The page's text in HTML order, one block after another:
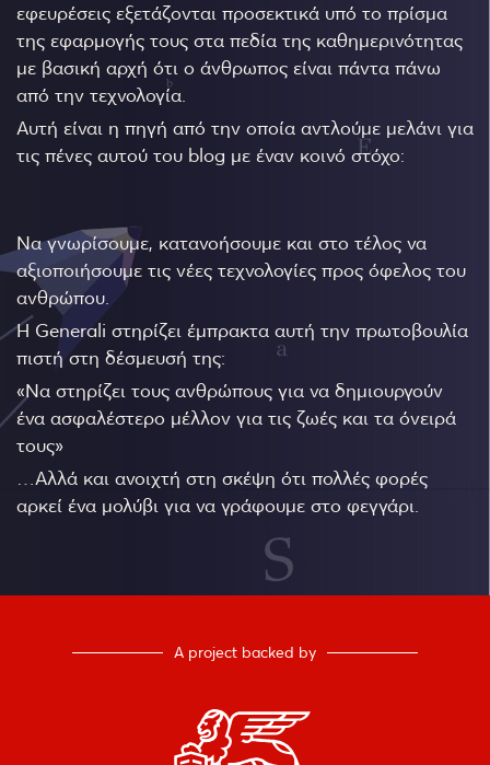
εφευρέσεις εξετάζονται προσεκτικά υπό το πρίσμα
της εφαρμογής τους στα πεδία της καθημερινότητας
με βασική αρχή ότι ο άνθρωπος είναι πάντα πάνω
από την τεχνολογία.
Αυτή είναι η πηγή από την οποία αντλούμε μελάνι για
τις πένες αυτού του blog με έναν κοινό στόχο:
Να γνωρίσουμε, κατανοήσουμε και στο τέλος να
αξιοποιήσουμε τις νέες τεχνολογίες προς όφελος του
ανθρώπου.
Η Generali στηρίζει έμπρακτα αυτή την πρωτοβουλία
πιστή στη δέσμευσή της:
«Να στηρίζει τους ανθρώπους για να δημιουργούν
ένα ασφαλέστερο μέλλον για τις ζωές και τα όνειρά
τους»
…Αλλά και ανοιχτή στη σκέψη ότι πολλές φορές
αρκεί ένα μολύβι για να γράφουμε στο φεγγάρι.
A project backed by